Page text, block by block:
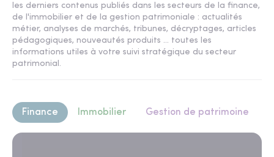
les derniers contenus publiés dans les secteurs de la finance,
de l'immobilier et de la gestion patrimoniale : actualités
métier, analyses de marchés, tribunes, décryptages, articles
pédagogiques, nouveautés produits ... toutes les
informations utiles à votre suivi stratégique du secteur
patrimonial.
Finance Immobilier Gestion de patrimoine